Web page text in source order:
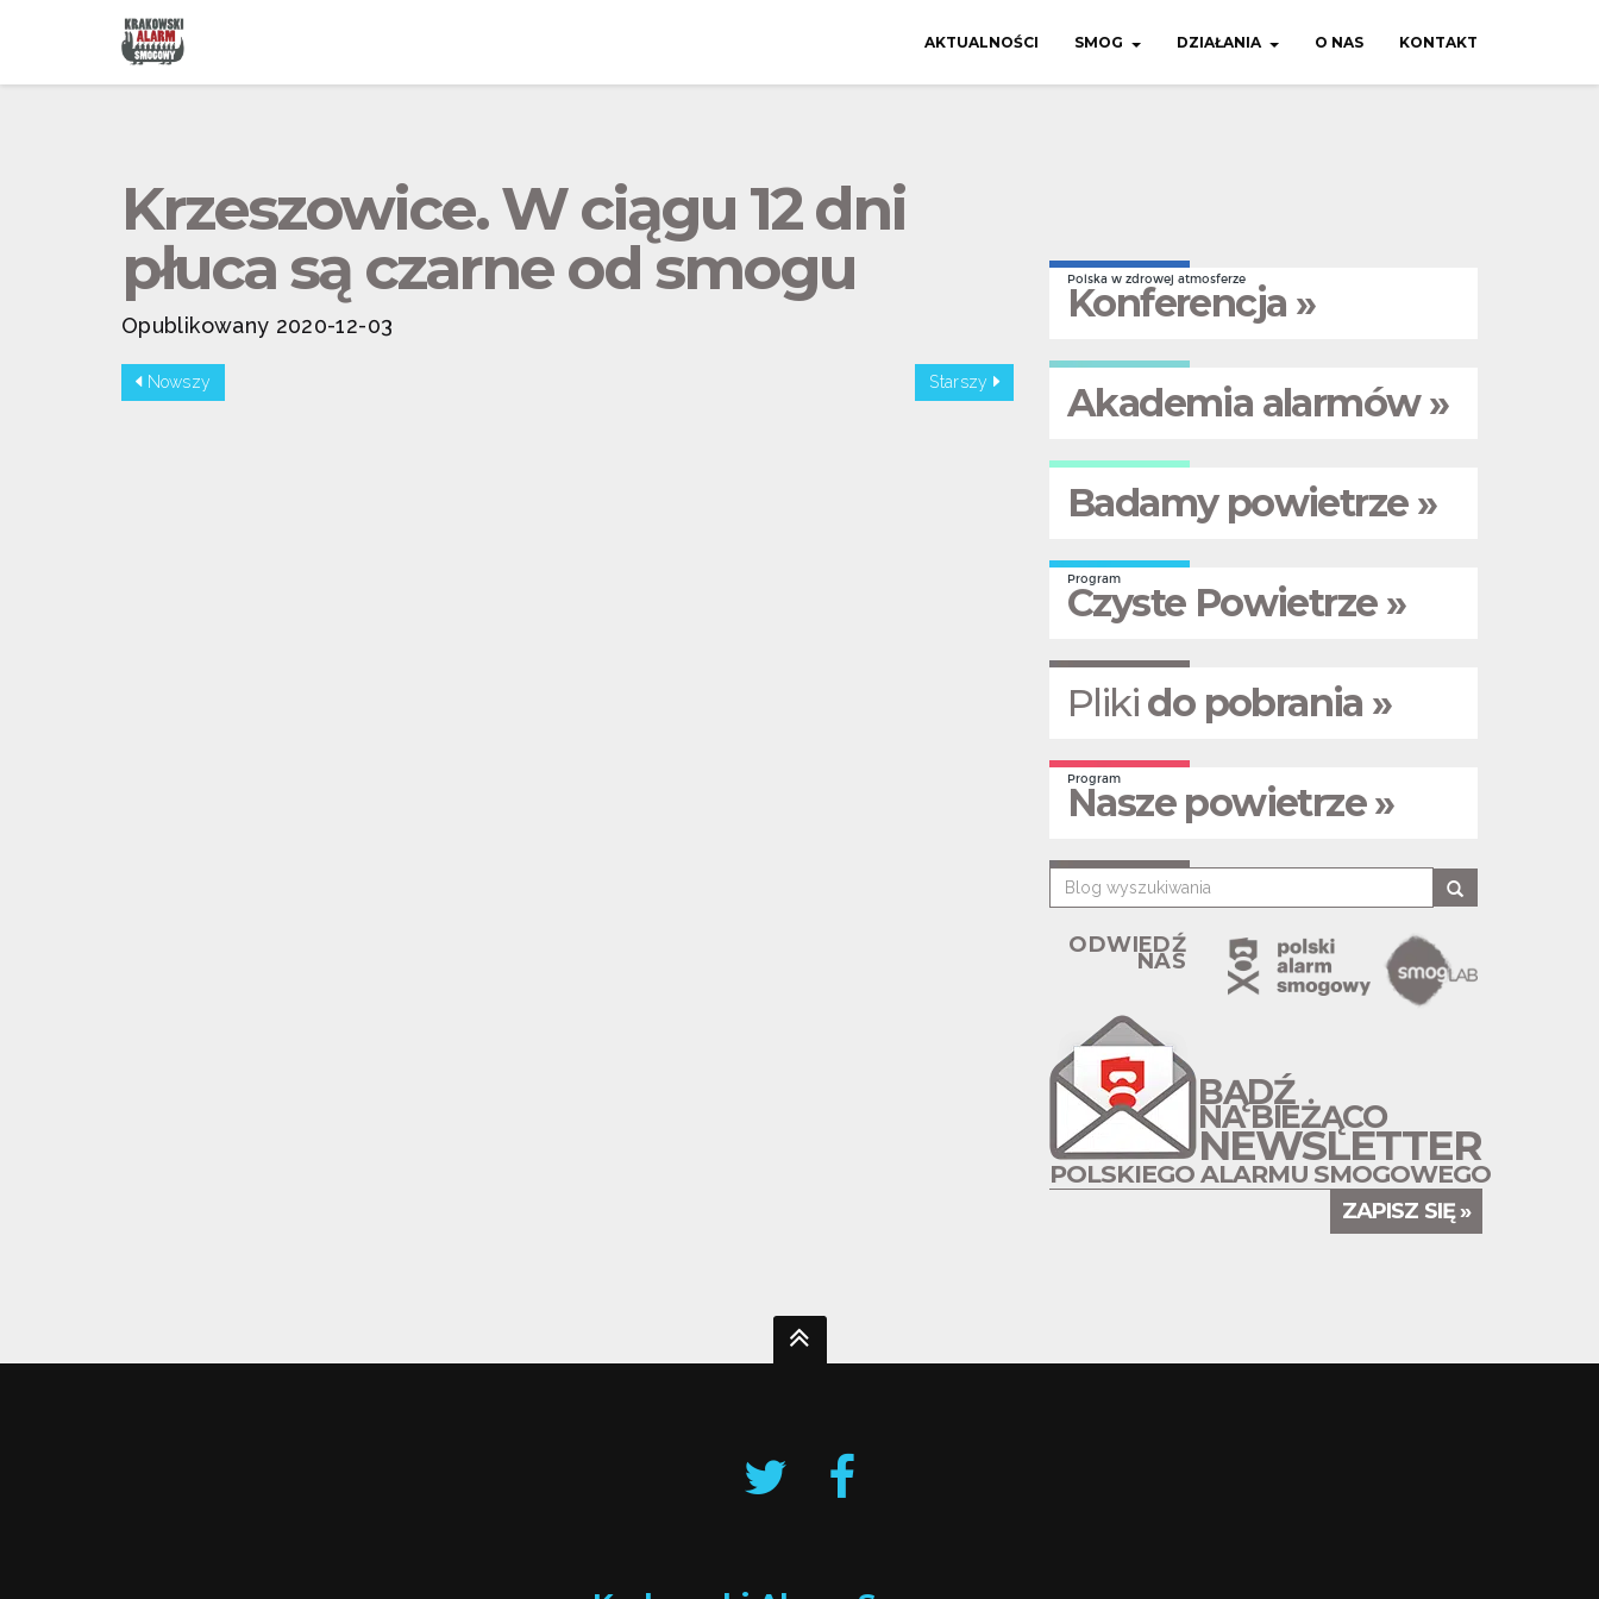
AKTUALNOŚCI SMOG DZIAŁANIA O NAS KONTAKT
Krzeszowice. W ciągu 12 dni
płuca są czarne od smogu
Opublikowany 2020-12-03
Nowszy Starszy
Polska w zdrowej atmosferze
Konferencja »
Akademia alarmów »
Badamy powietrze »
Program
Czyste Powietrze »
Pliki do pobrania »
Program
Nasze powietrze »
ODWIEDŹ
NAS
BĄDŹ
NA BIEŻĄCO
NEWSLETTER
POLSKIEGO ALARMU SMOGOWEGO
ZAPISZ SIĘ »